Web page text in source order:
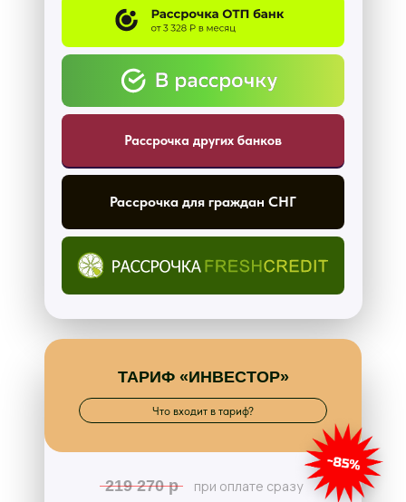
Рассрочка других банков
при оплате сразу
219 270 р
ТАРИФ «ИНВЕСТОР»
Что входит в тариф?
Рассрочка для граждан СНГ